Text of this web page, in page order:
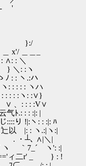
'
＿_
: ＼
} ＼: :ヽ
: : ヽ.:ハ
ヽ: : : : : ヽハ
: : : :ヽ: :∨} 誰か
、: : : :V∨ く
ﾄ.: : : :|: |
!|:ヽ: : :|: ﾊ
|: : ヽ.:|ヽ:|
､ ∧|＼|
7_´ ヽ': :|
二r' _ } : !